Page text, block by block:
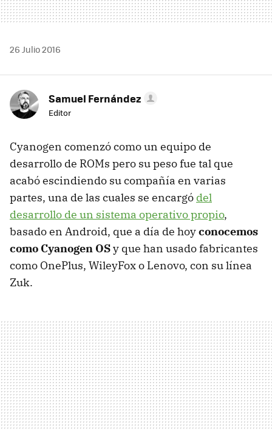
26 Julio 2016
Samuel Fernández
Editor
Cyanogen comenzó como un equipo de
desarrollo de ROMs pero su peso fue tal que
acabó escindiendo su compañía en varias
partes, una de las cuales se encargó del
desarrollo de un sistema operativo propio,
basado en Android, que a día de hoyconocemos
como Cyanogen OSy que han usado fabricantes
como OnePlus, WileyFox o Lenovo, con su línea
Zuk.